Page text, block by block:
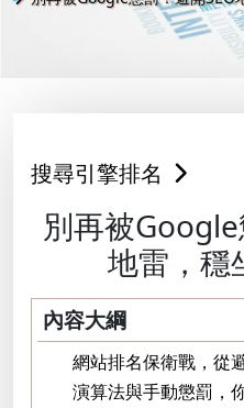
搜尋引擎排名
別再被
地雷，穩
內容大綱
網站排名保衛戰，從
演算法與手動懲罰，